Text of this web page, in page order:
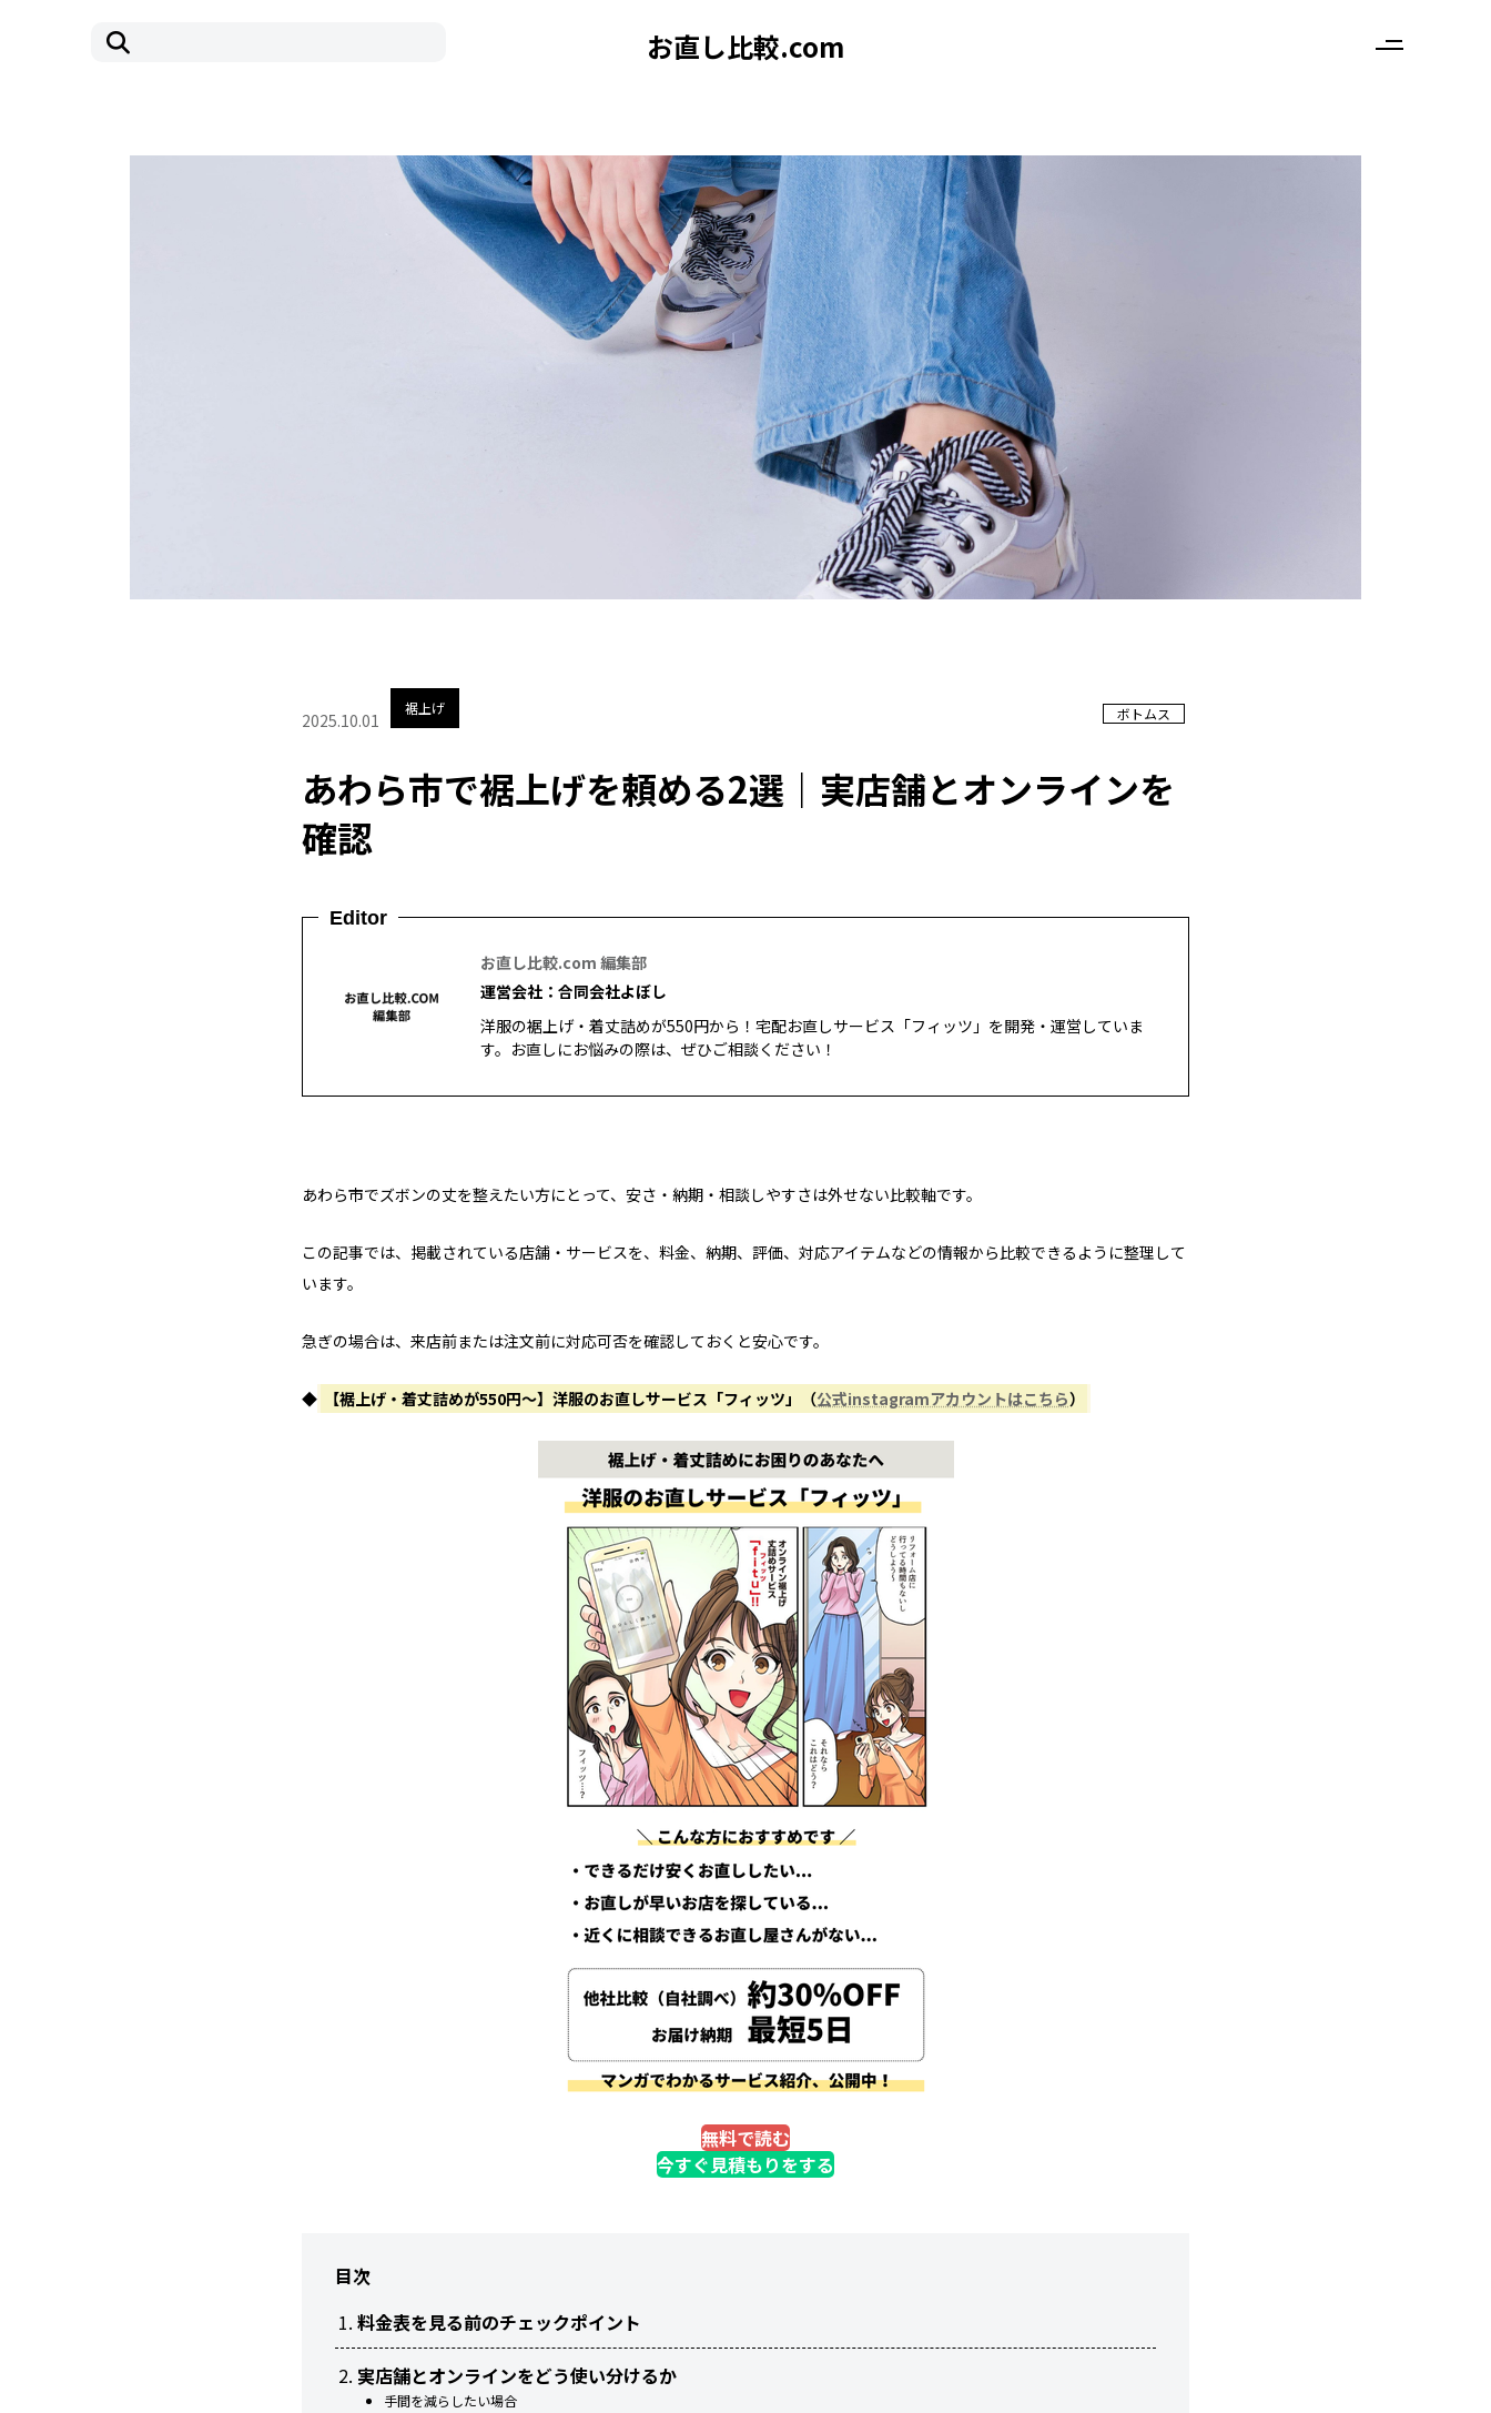
お直し比較.com
2025.10.01
裾上げ ボトムス
あわら市で裾上げを頼める2選｜実店舗とオンラインを
確認
Editor
お直し比較.com 編集部
運営会社：合同会社よぼし
洋服の裾上げ・着丈詰めが550円から！宅配お直しサービス「フィッツ」を開発・運営していま
す。お直しにお悩みの際は、ぜひご相談ください！
あわら市でズボンの丈を整えたい方にとって、安さ・納期・相談しやすさは外せない比較軸です。
この記事では、掲載されている店舗・サービスを、料金、納期、評価、対応アイテムなどの情報から比較できるように整理して
います。
急ぎの場合は、来店前または注文前に対応可否を確認しておくと安心です。
◆ 【裾上げ・着丈詰めが550円〜】洋服のお直しサービス「フィッツ」（公式instagramアカウントはこちら）
無料で読む
今すぐ見積もりをする
目次
料金表を見る前のチェックポイント
実店舗とオンラインをどう使い分けるか
手間を減らしたい場合